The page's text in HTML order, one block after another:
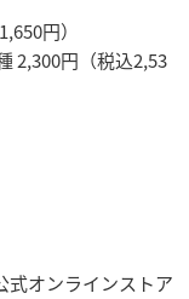
円）
2,300円（税込2,53
式オンラインストア